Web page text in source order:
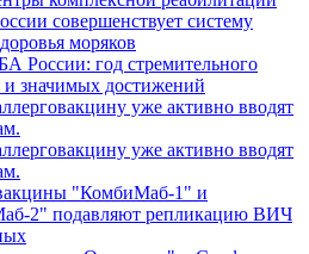
совершенствует систему
моряков
год стремительного
и значимых достижений
уже активно вводят
уже активно вводят
"КомбиМаб-1" и
2" подавляют репликацию ВИЧ